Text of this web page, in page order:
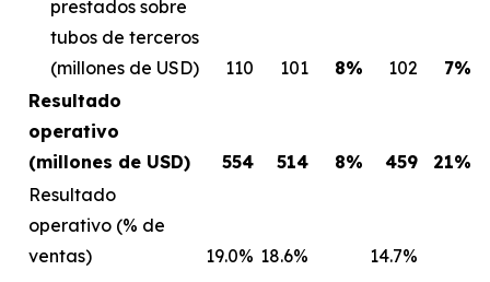
prestados sobre
tubos de terceros
(millones de USD)
110 101 8% 102
7%
Resultado
operativo
(millones de USD)
554 514 8% 459
21%
Resultado
operativo (% de
ventas)
19.0% 18.6% 14.7%